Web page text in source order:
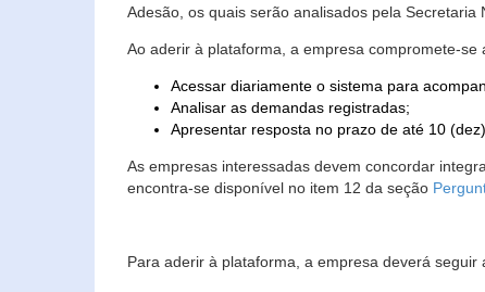
Adesão, os quais serão analisados pela Secretaria
Ao aderir à plataforma, a empresa compromete-se
Acessar diariamente o sistema para
Analisar as demandas registradas;
Apresentar resposta no prazo de até 10
As empresas interessadas devem concordar
encontra-se disponível no item 12 da seção
Para aderir à plataforma, a empresa deverá seguir